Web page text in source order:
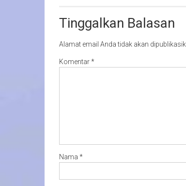
Tinggalkan Balasan
Alamat email Anda tidak akan
Komentar*
Nama *